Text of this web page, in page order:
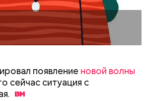
появление новой волны
сейчас ситуация с
отметил эксперт.